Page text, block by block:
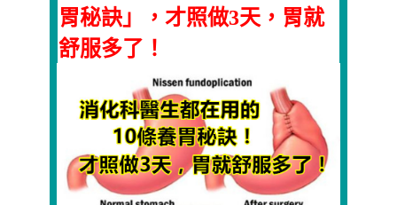
胃秘訣」，才照做3天，胃就
舒服多了！